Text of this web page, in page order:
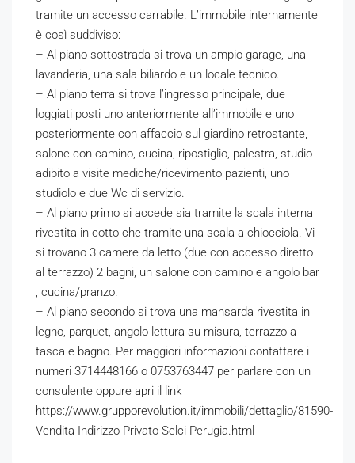
tramite un accesso carrabile. L’immobile internamente
è così suddiviso:
– Al piano sottostrada si trova un ampio garage, una
lavanderia, una sala biliardo e un locale tecnico.
– Al piano terra si trova l’ingresso principale, due
loggiati posti uno anteriormente all’immobile e uno
posteriormente con affaccio sul giardino retrostante,
salone con camino, cucina, ripostiglio, palestra, studio
adibito a visite mediche/ricevimento pazienti, uno
studiolo e due Wc di servizio.
– Al piano primo si accede sia tramite la scala interna
rivestita in cotto che tramite una scala a chiocciola. Vi
si trovano 3 camere da letto (due con accesso diretto
al terrazzo) 2 bagni, un salone con camino e angolo bar
, cucina/pranzo.
– Al piano secondo si trova una mansarda rivestita in
legno, parquet, angolo lettura su misura, terrazzo a
tasca e bagno. Per maggiori informazioni contattare i
numeri 3714448166 o 0753763447 per parlare con un
consulente oppure apri il link
https://www.grupporevolution.it/immobili/dettaglio/81590-
Vendita-Indirizzo-Privato-Selci-Perugia.html